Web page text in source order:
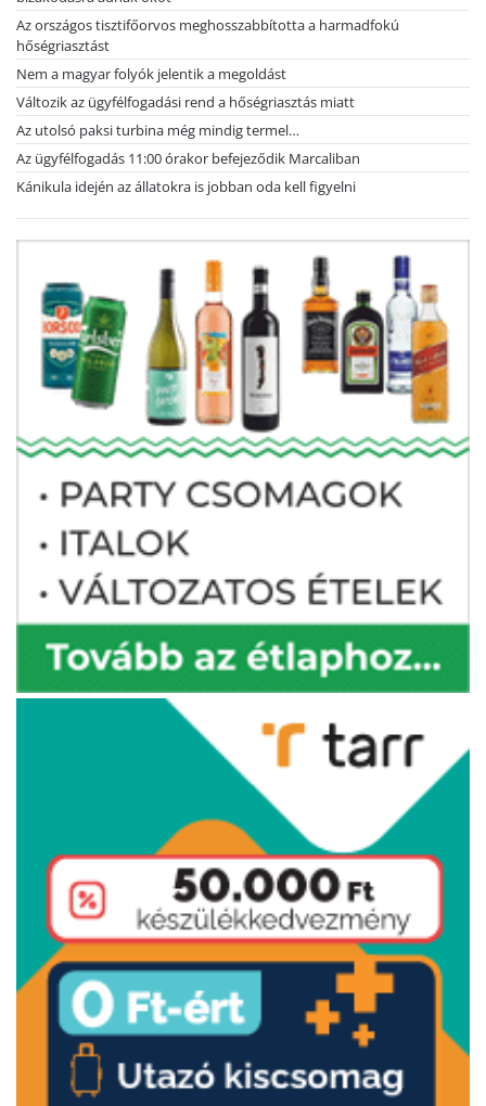
Az országos tisztifőorvos meghosszabbította a harmadfokú
hőségriasztást
Nem a magyar folyók jelentik a megoldást
Változik az ügyfélfogadási rend a hőségriasztás miatt
Az utolsó paksi turbina még mindig termel…
Az ügyfélfogadás 11:00 órakor befejeződik Marcaliban
Kánikula idején az állatokra is jobban oda kell figyelni